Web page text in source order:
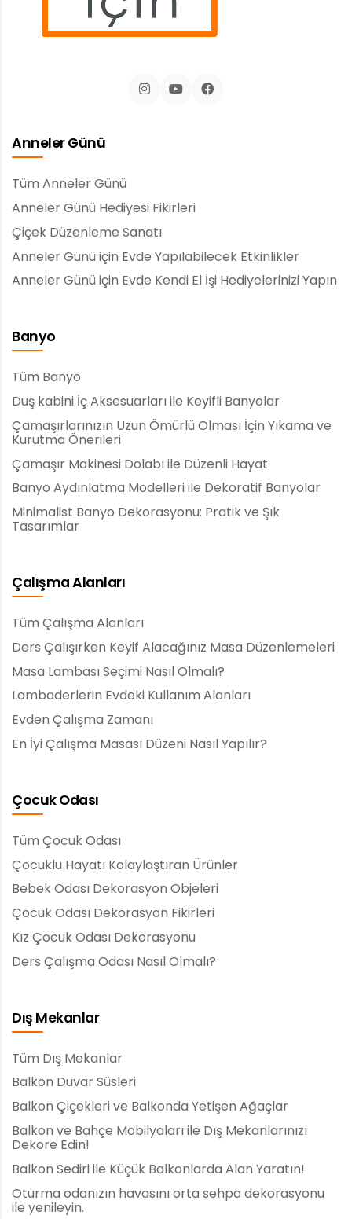
Anneler Günü
Tüm Anneler Günü
Anneler Günü Hediyesi Fikirleri
Çiçek Düzenleme Sanatı
Anneler Günü için Evde Yapılabilecek Etkinlikler
Anneler Günü için Evde Kendi El İşi Hediyelerinizi Yapın
Banyo
Tüm Banyo
Duş kabini İç Aksesuarları ile Keyifli Banyolar
Çamaşırlarınızın Uzun Ömürlü Olması İçin Yıkama ve
Kurutma Önerileri
Çamaşır Makinesi Dolabı ile Düzenli Hayat
Banyo Aydınlatma Modelleri ile Dekoratif Banyolar
Minimalist Banyo Dekorasyonu: Pratik ve Şık
Tasarımlar
Çalışma Alanları
Tüm Çalışma Alanları
Ders Çalışırken Keyif Alacağınız Masa Düzenlemeleri
Masa Lambası Seçimi Nasıl Olmalı?
Lambaderlerin Evdeki Kullanım Alanları
Evden Çalışma Zamanı
En İyi Çalışma Masası Düzeni Nasıl Yapılır?
Çocuk Odası
Tüm Çocuk Odası
Çocuklu Hayatı Kolaylaştıran Ürünler
Bebek Odası Dekorasyon Objeleri
Çocuk Odası Dekorasyon Fikirleri
Kız Çocuk Odası Dekorasyonu
Ders Çalışma Odası Nasıl Olmalı?
Dış Mekanlar
Tüm Dış Mekanlar
Balkon Duvar Süsleri
Balkon Çiçekleri ve Balkonda Yetişen Ağaçlar
Balkon ve Bahçe Mobilyaları ile Dış Mekanlarınızı
Dekore Edin!
Balkon Sediri ile Küçük Balkonlarda Alan Yaratın!
Oturma odanızın havasını orta sehpa dekorasyonu
ile yenileyin.